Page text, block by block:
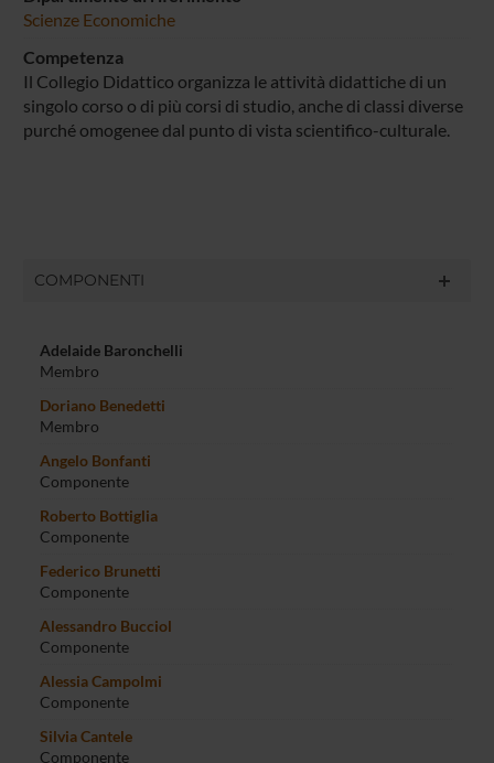
Scienze Economiche
Competenza
Il Collegio Didattico organizza le attività didattiche di un
singolo corso o di più corsi di studio, anche di classi diverse
purché omogenee dal punto di vista scientifico-culturale.
COMPONENTI
Adelaide Baronchelli
Membro
Doriano Benedetti
Membro
Angelo Bonfanti
Componente
Roberto Bottiglia
Componente
Federico Brunetti
Componente
Alessandro Bucciol
Componente
Alessia Campolmi
Componente
Silvia Cantele
Componente